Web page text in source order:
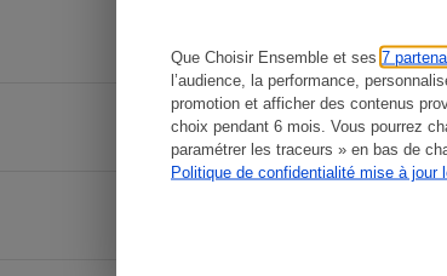
Que Choisir Ensemble et ses 7
l’audience, la performance,
promotion et afficher des contenus
choix pendant 6 mois. Vous pourrez
paramétrer les traceurs » en bas de
Politique de confidentialité mise à jour